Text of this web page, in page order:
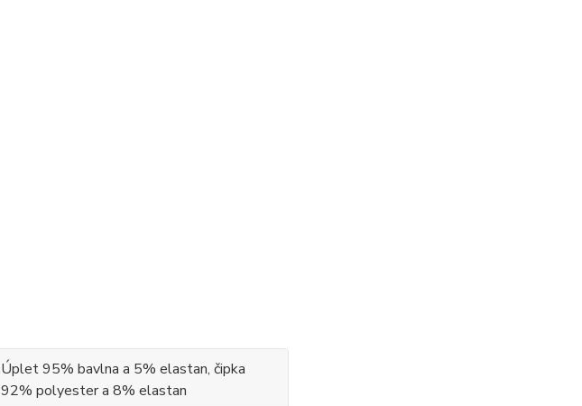
Úplet 95% bavlna a 5% elastan, čipka
92% polyester a 8% elastan